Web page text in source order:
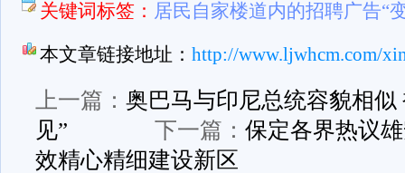
关键词标签： 居民自家楼道内的招聘广告“
本文章链接地址： http://www.ljwhcm.com/
上一篇： 奥巴马与印尼总统容貌相似
见”
下一篇： 保定各界热议
效精心精细建设新区